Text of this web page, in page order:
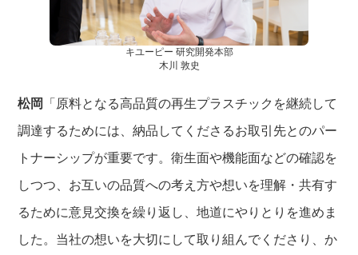
キユーピー 研究開発本部
木川 敦史
松岡
「原料となる高品質の再生プラスチックを継続して
調達するためには、納品してくださるお取引先とのパー
トナーシップが重要です。衛生面や機能面などの確認を
しつつ、お互いの品質への考え方や想いを理解・共有す
るために意見交換を繰り返し、地道にやりとりを進めま
した。当社の想いを大切にして取り組んでくださり、か